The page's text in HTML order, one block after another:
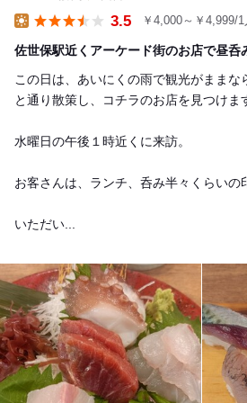
3.5 ￥4,000～￥4,999/1
佐世保駅近くアーケード街のお店で昼呑
この日は、あいにくの雨で観光がままな
と通り散策し、コチラのお店を見つけま
水曜日の午後１時近くに来訪。
お客さんは、ランチ、呑み半々くらいの
いただい...